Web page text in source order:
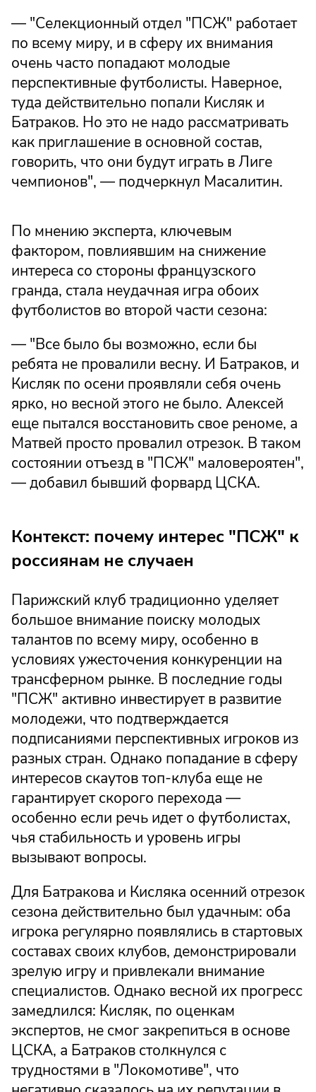
— "Селекционный отдел "ПСЖ" работает
по всему миру, и в сферу их внимания
очень часто попадают молодые
перспективные футболисты. Наверное,
туда действительно попали Кисляк и
Батраков. Но это не надо рассматривать
как приглашение в основной состав,
говорить, что они будут играть в Лиге
чемпионов", — подчеркнул Масалитин.
По мнению эксперта, ключевым
фактором, повлиявшим на снижение
интереса со стороны французского
гранда, стала неудачная игра обоих
футболистов во второй части сезона:
— "Все было бы возможно, если бы
ребята не провалили весну. И Батраков, и
Кисляк по осени проявляли себя очень
ярко, но весной этого не было. Алексей
еще пытался восстановить свое реноме, а
Матвей просто провалил отрезок. В таком
состоянии отъезд в "ПСЖ" маловероятен",
— добавил бывший форвард ЦСКА.
Контекст: почему интерес "ПСЖ" к
россиянам не случаен
Парижский клуб традиционно уделяет
большое внимание поиску молодых
талантов по всему миру, особенно в
условиях ужесточения конкуренции на
трансферном рынке. В последние годы
"ПСЖ" активно инвестирует в развитие
молодежи, что подтверждается
подписаниями перспективных игроков из
разных стран. Однако попадание в сферу
интересов скаутов топ-клуба еще не
гарантирует скорого перехода —
особенно если речь идет о футболистах,
чья стабильность и уровень игры
вызывают вопросы.
Для Батракова и Кисляка осенний отрезок
сезона действительно был удачным: оба
игрока регулярно появлялись в стартовых
составах своих клубов, демонстрировали
зрелую игру и привлекали внимание
специалистов. Однако весной их прогресс
замедлился: Кисляк, по оценкам
экспертов, не смог закрепиться в основе
ЦСКА, а Батраков столкнулся с
трудностями в "Локомотиве", что